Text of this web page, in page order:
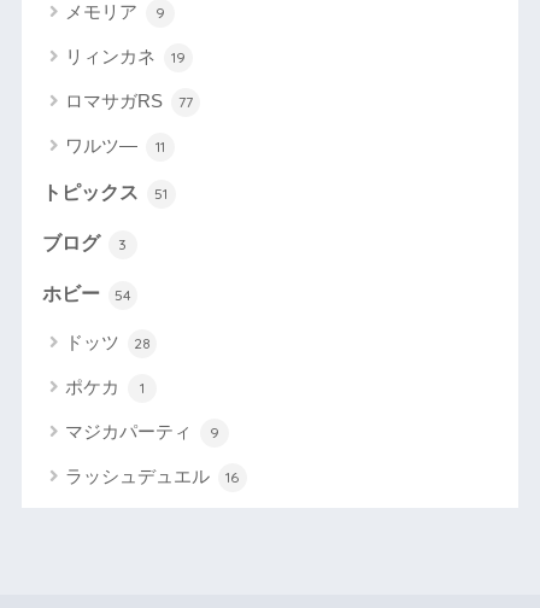
メモリア 9
リィンカネ 19
ロマサガRS 77
ワルツ― 11
トピックス 51
ブログ 3
ホビー 54
ドッツ 28
ポケカ 1
マジカパーティ 9
ラッシュデュエル 16